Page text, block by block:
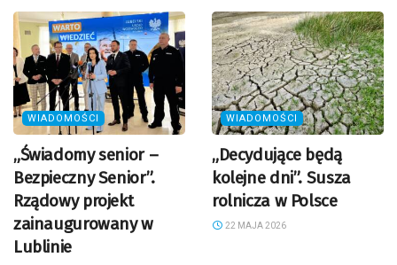
WIADOMOŚCI
„Świadomy senior –
Bezpieczny Senior”.
Rządowy projekt
zainaugurowany w
Lublinie
WIADOMOŚCI
„Decydujące będą
kolejne dni”. Susza
rolnicza w Polsce
22 MAJA 2026